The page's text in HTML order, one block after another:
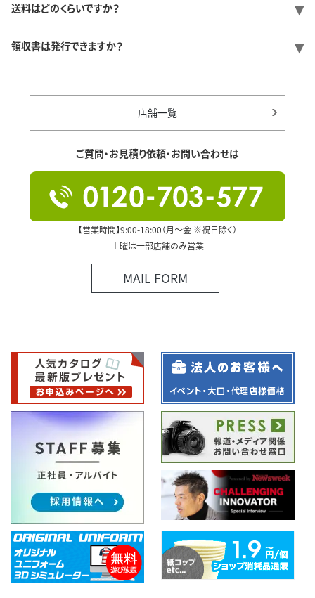
送料はどのくらいですか？
領収書は発行できますか？
店舗一覧
ご質問・お見積り依頼・お問い合わせは
【営業時間】9:00-18:00（月～金 ※祝日除く）
土曜は一部店舗のみ営業
MAIL FORM